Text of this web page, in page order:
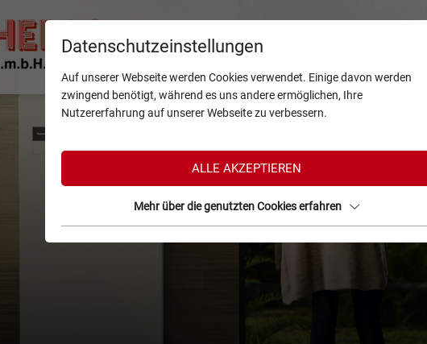
Datenschutzeinstellungen
Auf unserer Webseite werden Cookies verwendet. Einige davon werden
zwingend benötigt, während es uns andere ermöglichen, Ihre
Nutzererfahrung auf unserer Webseite zu verbessern.
ALLE AKZEPTIEREN
Mehr über die genutzten Cookies erfahren
Produkte Über Uns